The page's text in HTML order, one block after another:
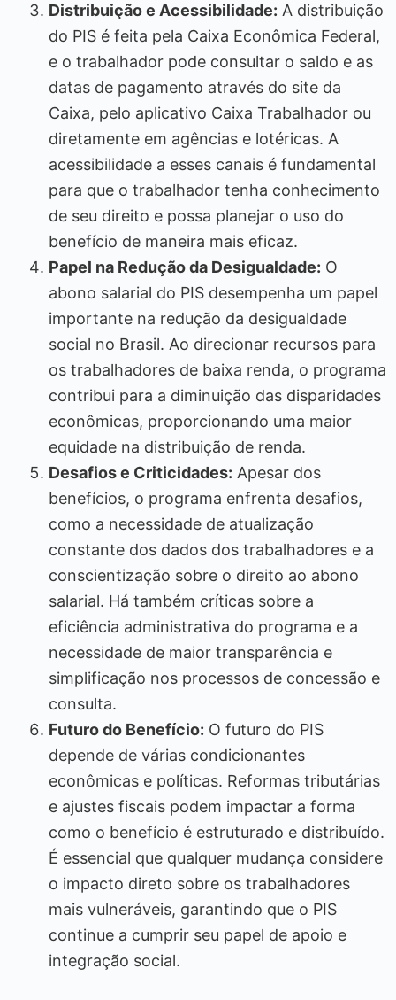
Distribuição e Acessibilidade: A distribuição
do PIS é feita pela Caixa Econômica Federal,
e o trabalhador pode consultar o saldo e as
datas de pagamento através do site da
Caixa, pelo aplicativo Caixa Trabalhador ou
diretamente em agências e lotéricas. A
acessibilidade a esses canais é fundamental
para que o trabalhador tenha conhecimento
de seu direito e possa planejar o uso do
benefício de maneira mais eficaz.
Papel na Redução da Desigualdade: O
abono salarial do PIS desempenha um papel
importante na redução da desigualdade
social no Brasil. Ao direcionar recursos para
os trabalhadores de baixa renda, o programa
contribui para a diminuição das disparidades
econômicas, proporcionando uma maior
equidade na distribuição de renda.
Desafios e Criticidades: Apesar dos
benefícios, o programa enfrenta desafios,
como a necessidade de atualização
constante dos dados dos trabalhadores e a
conscientização sobre o direito ao abono
salarial. Há também críticas sobre a
eficiência administrativa do programa e a
necessidade de maior transparência e
simplificação nos processos de concessão e
consulta.
Futuro do Benefício: O futuro do PIS
depende de várias condicionantes
econômicas e políticas. Reformas tributárias
e ajustes fiscais podem impactar a forma
como o benefício é estruturado e distribuído.
É essencial que qualquer mudança considere
o impacto direto sobre os trabalhadores
mais vulneráveis, garantindo que o PIS
continue a cumprir seu papel de apoio e
integração social.